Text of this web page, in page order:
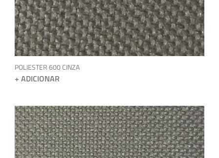
POLIESTER 600 CINZA
+ ADICIONAR